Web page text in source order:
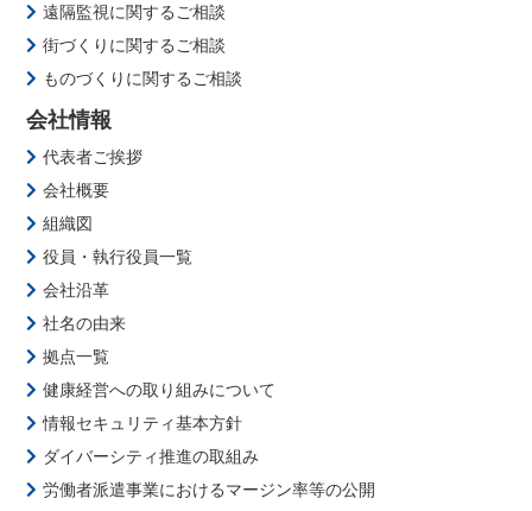
遠隔監視に関するご相談
街づくりに関するご相談
ものづくりに関するご相談
会社情報
代表者ご挨拶
会社概要
組織図
役員・執行役員一覧
会社沿革
社名の由来
拠点一覧
健康経営への取り組みについて
情報セキュリティ基本方針
ダイバーシティ推進の取組み
労働者派遣事業におけるマージン率等の公開